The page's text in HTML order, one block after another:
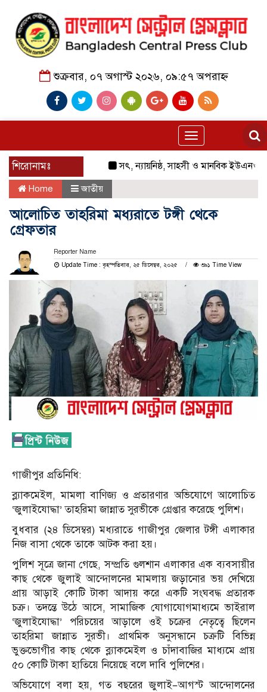
শুক্রবার, ০৭ অগাস্ট ২০২৬, ০৯:৫৭ অপরাহ্ন
Toggle
navigation
শিরোনামঃ সৎ, ন্যায়নিষ্ঠ, সাহসী ও মানবিক ইউএনও
Home জাতীয়
আলোচিত তাহরিমা মধ্যরাতে টঙ্গী থেকে
গ্রেফতার
Reporter Name
Update Time : বৃহস্পতিবার, ২৫ ডিসেম্বর, ২০২৫
৩৯১ Time View
গাজীপুর প্রতিনিধি:
ব্ল্যাকমেইল, মামলা বাণিজ্য ও প্রতারণার অভিযোগে আলোচিত
‘জুলাইযোদ্ধা’ তাহরিমা জান্নাত সুরভীকে গ্রেপ্তার করেছে পুলিশ।
বুধবার (২৪ ডিসেম্বর) মধ্যরাতে গাজীপুর জেলার টঙ্গী এলাকার
নিজ বাসা থেকে তাকে আটক করা হয়।
পুলিশ সূত্রে জানা গেছে, সম্প্রতি গুলশান এলাকার এক ব্যবসায়ীর
কাছ থেকে জুলাই আন্দোলনের মামলায় জড়ানোর ভয় দেখিয়ে
প্রায় আড়াই কোটি টাকা আদায় করে একটি সংঘবদ্ধ প্রতারক
চক্র। তদন্তে উঠে আসে, সামাজিক যোগাযোগমাধ্যমে ভাইরাল
‘জুলাইযোদ্ধা’ পরিচয়ের আড়ালে ওই চক্রের নেতৃত্বে ছিলেন
তাহরিমা জান্নাত সুরভী। প্রাথমিক অনুসন্ধানে চক্রটি বিভিন্ন
ভুক্তভোগীর কাছ থেকে ব্ল্যাকমেইল ও চাঁদাবাজির মাধ্যমে প্রায়
৫০ কোটি টাকা হাতিয়ে নিয়েছে বলে দাবি পুলিশের।
অভিযোগে বলা হয়, গত বছরের জুলাই–আগস্ট আন্দোলনের